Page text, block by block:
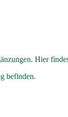
Hier
befinden.